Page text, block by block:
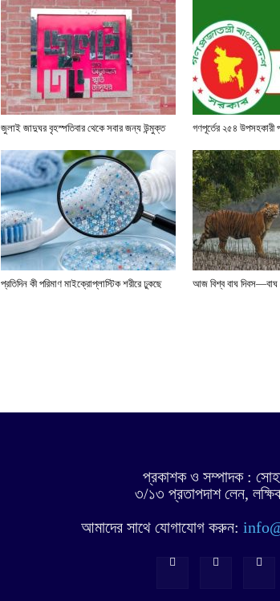
জুলাই জাদুঘর বৃহস্পতিবার থেকে সবার জন্য উন্মুক্ত গণপূর্তের ২৫৪ উপসহকারী
প্রতিদিন কী পরিমাণ মাইক্রোপ্লাস্টিক শরীরে ঢুকছে আজ বিশ্ব বাঘ দিবস—বাঘ
প্রকাশক ও সম্পাদক :
৩/১৩ প্রতাপদাশ লেন,
আমাদের সাথে যোগাযোগ করুন: